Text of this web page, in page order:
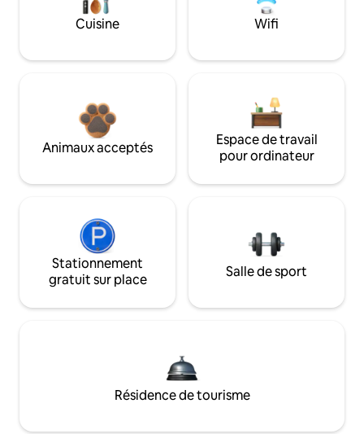
Cuisine Wifi
Animaux acceptés
Espace de travail
pour ordinateur
Stationnement
gratuit sur place
Salle de sport
Résidence de tourisme